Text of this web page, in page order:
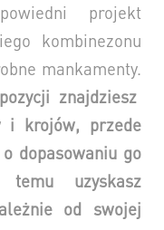
projekt
kombinezonu
mankamenty.
znajdziesz
i krojów, przede
dopasowaniu go
uzyskasz
od swojej